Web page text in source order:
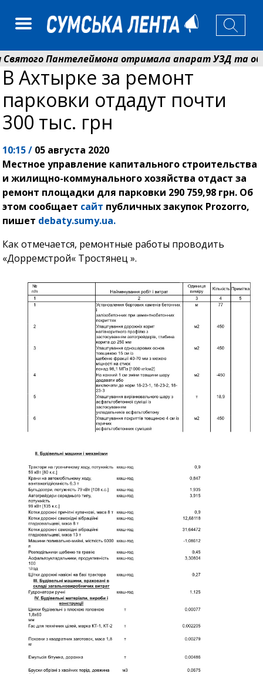
Пантелеймона отримала апарат УЗД та
вручив родинам 20 полеглих Героїв відзнаки
В Ахтырке за ремонт
парковки отдадут почти
300 тыс. грн
10:15 / 05 августа 2020
Местное управление капитального строительства
и жилищно-коммунального хозяйства отдаст за
ремонт площадки для парковки 290 759,98 грн. Об
этом сообщает сайт публичных закупок Prozorro,
пишет debaty.sumy.ua.
Как отмечается, ремонтные работы проводить
«Дорремстрой« Тростянец ».